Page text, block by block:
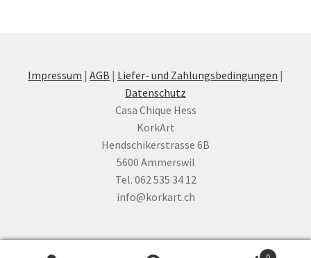
Impressum | AGB | Liefer- und Zahlungsbedingungen |
Datenschutz
Casa Chique Hess
KorkArt
Hendschikerstrasse 6B
5600 Ammerswil
Tel. 062 535 34 12
info@korkart.ch